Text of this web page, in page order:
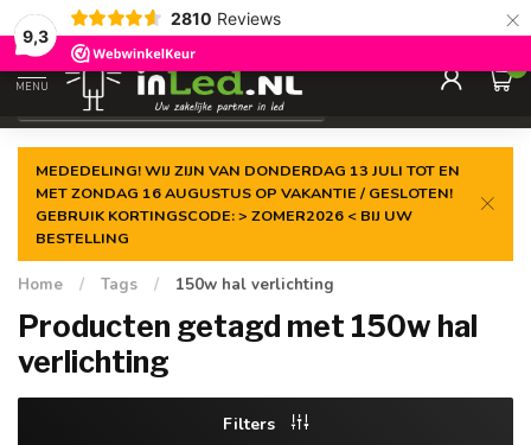
9,3
2810 Reviews ×
Gegarandeerde delaagste prijs
MENU
0
MEDEDELING! WIJ ZIJN VAN DONDERDAG 13 JULI TOT EN
MET ZONDAG 16 AUGUSTUS OP VAKANTIE / GESLOTEN!
GEBRUIK KORTINGSCODE: > ZOMER2026 < BIJ UW
BESTELLING
Home / Tags / 150w hal verlichting
Producten getagd met 150w hal
verlichting
Filters